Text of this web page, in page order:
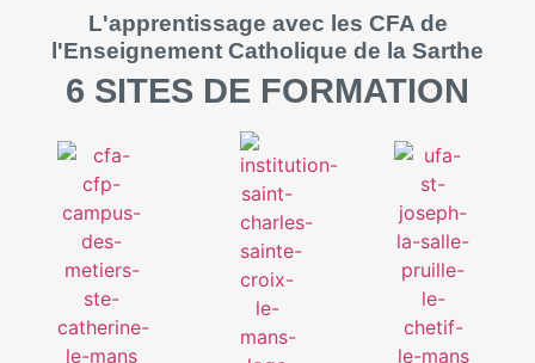
L'apprentissage avec les CFA de
l'Enseignement Catholique de la Sarthe
6 SITES DE FORMATION